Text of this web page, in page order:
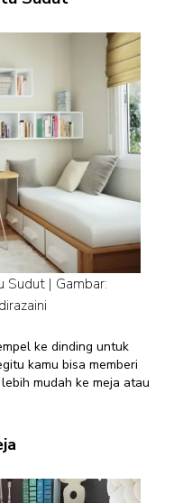
Sudut | Gambar:
ke dinding untuk
kamu bisa memberi
mudah ke meja atau